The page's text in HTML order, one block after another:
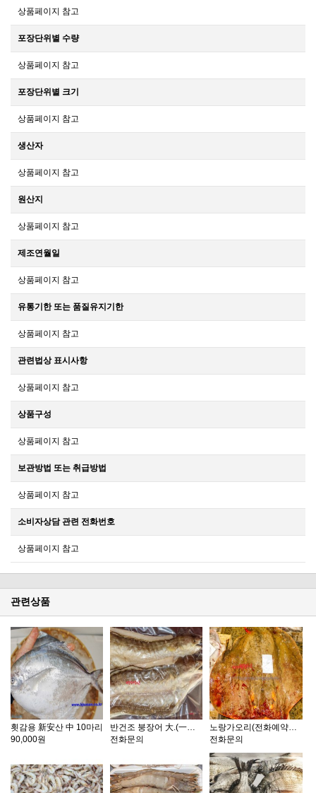
상품페이지 참고
포장단위별 수량
상품페이지 참고
포장단위별 크기
상품페이지 참고
생산자
상품페이지 참고
원산지
상품페이지 참고
제조연월일
상품페이지 참고
유통기한 또는 품질유지기한
상품페이지 참고
관련법상 표시사항
상품페이지 참고
상품구성
상품페이지 참고
보관방법 또는 취급방법
상품페이지 참고
소비자상담 관련 전화번호
상품페이지 참고
관련상품
횟감용 新安산 中 10마리
90,000원
반건조 붕장어 大.(一名 아나고) 2마리 1팩
전화문의
노랑가오리(전화예약상품)
전화문의